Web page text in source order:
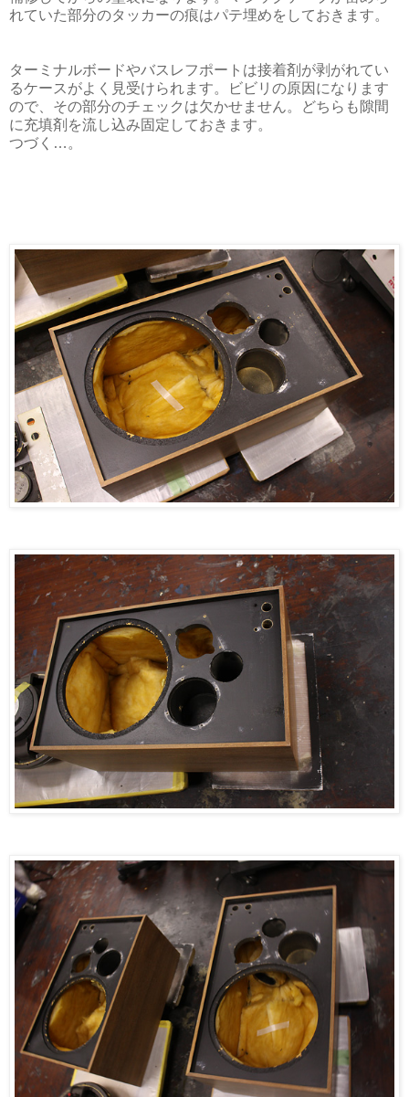
れていた部分のタッカーの痕はパテ埋めをしておきます。
ターミナルボードやバスレフポートは接着剤が剥がれてい
るケースがよく見受けられます。ビビリの原因になります
ので、その部分のチェックは欠かせません。どちらも隙間
に充填剤を流し込み固定しておきます。
つづく…。